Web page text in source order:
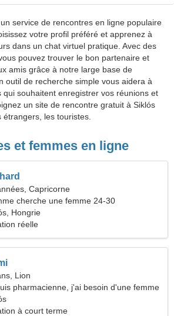
service de rencontres en ligne populaire
votre profil préféré et apprenez à
dans un chat virtuel pratique. Avec des
pouvez trouver le bon partenaire et
amis grâce à notre large base de
outil de recherche simple vous aidera à
qui souhaitent enregistrer vos réunions et
un site de rencontre gratuit à Siklós
les touristes.
et femmes en ligne
Capricorne
cherche une femme 24-30
Hongrie
réelle
Lion
pharmacienne, j'ai besoin d'une femme
à court terme